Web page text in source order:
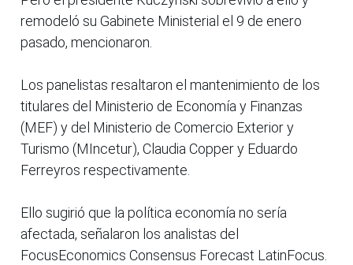
remodeló su Gabinete Ministerial el 9 de enero
pasado, mencionaron.
Los panelistas resaltaron el mantenimiento de los
titulares del Ministerio de Economía y Finanzas
(MEF) y del Ministerio de Comercio Exterior y
Turismo (MIncetur), Claudia Copper y Eduardo
Ferreyros respectivamente.
Ello sugirió que la política economía no sería
afectada, señalaron los analistas del
FocusEconomics Consensus Forecast LatinFocus.